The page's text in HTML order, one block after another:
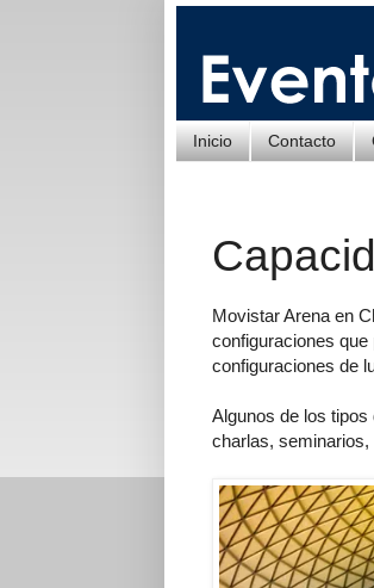
Inicio Contacto
Movistar Arena en
configuraciones
configuraciones de
Algunos de los
charlas,